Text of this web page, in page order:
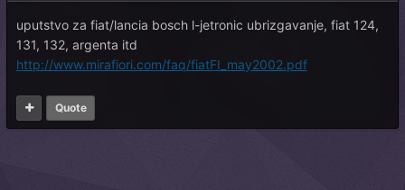
uputstvo za fiat/lancia bosch l-jetronic ubrizgavanje, fiat 124,
131, 132, argenta itd
http://www.mirafiori.com/faq/fiatFI_may2002.pdf
Quote